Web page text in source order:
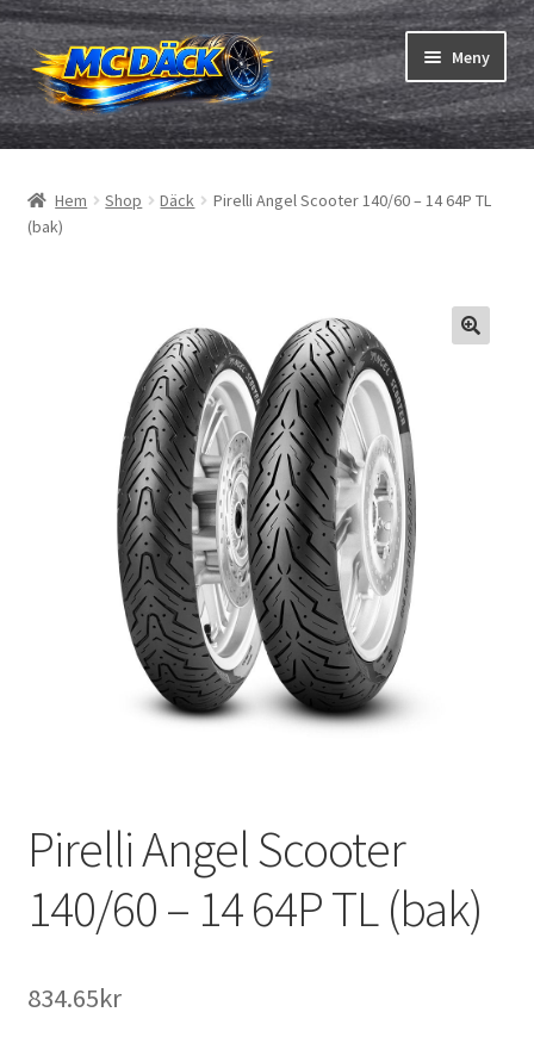
Hoppa
till
navigering
Hoppa
till
innehåll
Meny
Däck
Slangar & fälgband
Hem Shop Däck
Pirelli Angel Scooter 140/60 – 14 64P TL
(bak)
Pirelli Angel Scooter
140/60 – 14 64P TL (bak)
834.65kr